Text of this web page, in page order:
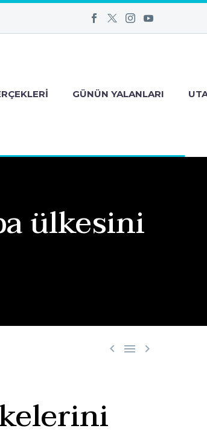
GÜNÜN YALANLARI
ülkesini
  